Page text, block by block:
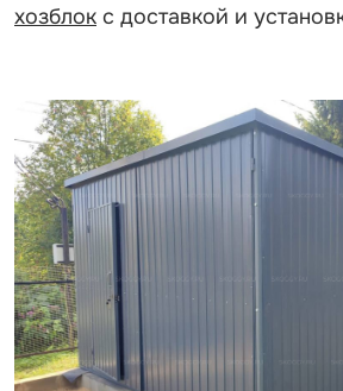
хозблок с доставкой и